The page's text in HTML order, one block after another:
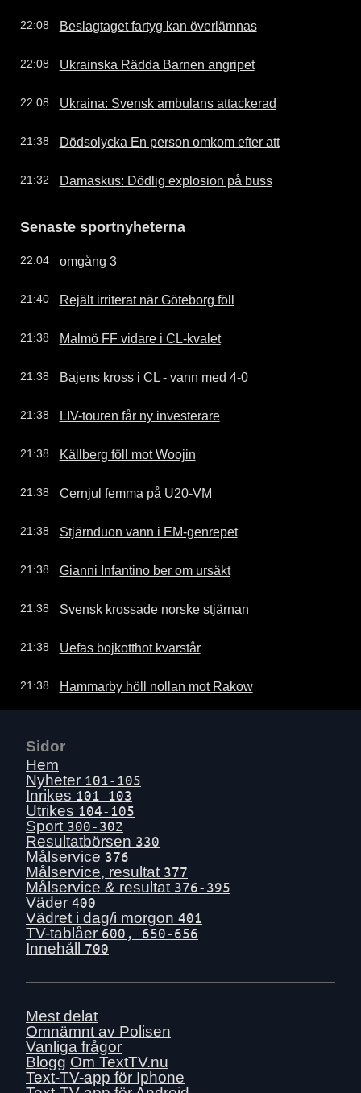
22:08 Beslagtaget fartyg kan överlämnas
22:08 Ukrainska Rädda Barnen angripet
22:08 Ukraina: Svensk ambulans attackerad
21:38 Dödsolycka En person omkom efter att
21:32 Damaskus: Dödlig explosion på buss
Senaste sportnyheterna
22:04 omgång 3
21:40 Rejält irriterat när Göteborg föll
21:38 Malmö FF vidare i CL-kvalet
21:38 Bajens kross i CL - vann med 4-0
21:38 LIV-touren får ny investerare
21:38 Källberg föll mot Woojin
21:38 Cernjul femma på U20-VM
21:38 Stjärnduon vann i EM-genrepet
21:38 Gianni Infantino ber om ursäkt
21:38 Svensk krossade norske stjärnan
21:38 Uefas bojkotthot kvarstår
21:38 Hammarby höll nollan mot Rakow
Sidor
Hem
Nyheter 101-105
Inrikes 101-103
Utrikes 104-105
Sport 300-302
Resultatbörsen 330
Målservice 376
Målservice, resultat 377
Målservice & resultat 376-395
Väder 400
Vädret i dag/i morgon 401
TV-tablåer 600, 650-656
Innehåll 700
Mest delat
Omnämnt av Polisen
Vanliga frågor
Blogg Om TextTV.nu
Text-TV-app för Iphone